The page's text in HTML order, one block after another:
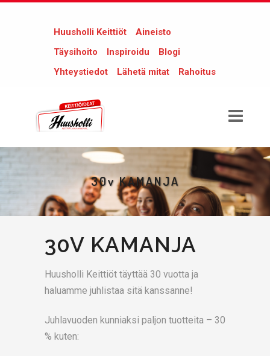
Huusholli Keittiöt
Aineisto
Täysihoito
Inspiroidu
Blogi
Yhteystiedot
Lähetä mitat Rahoitus
30v KAMANJA
30V KAMANJA
Huusholli Keittiöt täyttää 30 vuotta ja
haluamme juhlistaa sitä kanssanne!
Juhlavuoden kunniaksi paljon tuotteita – 30
% kuten: